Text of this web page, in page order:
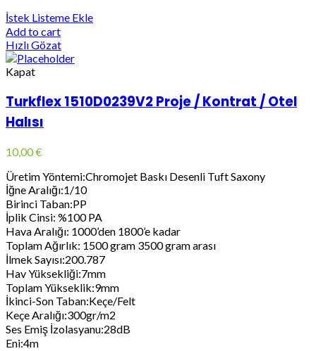
İstek Listeme Ekle
Add to cart
Hızlı Gözat
Kapat
Turkflex 1510D0239V2 Proje / Kontrat / Otel
Halısı
10,00€
Üretim Yöntemi:Chromojet Baskı Desenli Tuft Saxony
İğne Aralığı:1/10
Birinci Taban:PP
İplik Cinsi: %100 PA
Hava Aralığı: 1000’den 1800’e kadar
Toplam Ağırlık: 1500 gram 3500 gram arası
İlmek Sayısı:200.787
Hav Yüksekliği:7mm
Toplam Yükseklik:9mm
İkinci-Son Taban:Keçe/Felt
Keçe Aralığı:300gr/m2
Ses Emiş İzolasyanu:28dB
Eni:4m